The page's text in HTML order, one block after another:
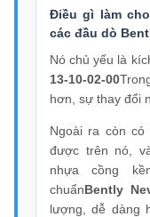
Điều gì làm cho
các đầu dò
Nó chủ yếu là
13-10-02-00
hơn, sự thay đổi
Ngoài ra còn
được trên nó,
nhựa cồng
chuẩnBently
lượng, dễ dàng